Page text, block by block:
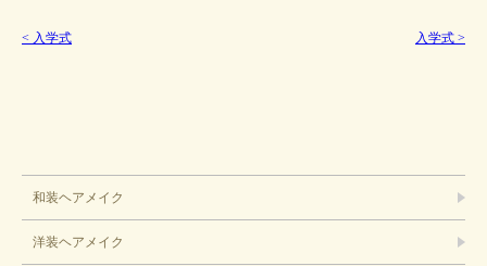
< 入学式 入学式 >
ブライダル
和装ヘアメイク
洋装ヘアメイク